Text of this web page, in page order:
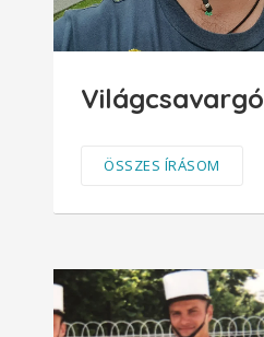
Világcsavargó
ÖSSZES ÍRÁSOM